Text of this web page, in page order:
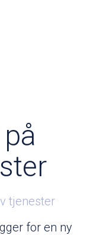
for en ny